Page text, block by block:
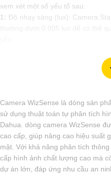
xem xét một số yếu tố sau:
1: Độ nhạy sáng (lux): Camera
rõ nét, đặc biệt trong điều kiện ánh
Chức năng hồng ngoại:
🛑4:Chất lượng và thương hiệu:
tín, có chất lượng sản phẩm tốt
tin cậy.
♋5:Khả năng chống nước và
trời, hãy chọn camera có khả
toàn hoạt động ổn định trong mọi
Tùy thuộc vào nhu cầu sử dụng
Camera WizSense là dòng sản
sử dụng thuật toán tự phân tích
Dahua. dòng camera WizSense
cao cấp, giúp nâng cao hiệu suất
mật. Với khả năng phân tích
cấp hình ảnh chất lượng cao mà
dự án lớn, đáp ứng nhu cầu an